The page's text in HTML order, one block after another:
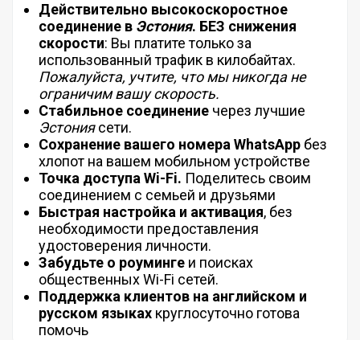
Действительно высокоскоростное
соединение в Эстония. БЕЗ снижения
скорости: Вы платите только за
использованный трафик в килобайтах.
Пожалуйста, учтите, что мы никогда не
ограничим вашу скорость.
Стабильное соединение через лучшие
Эстониясети.
Сохранение вашего номера WhatsApp без
хлопот на вашем мобильном устройстве
Точка доступа Wi-Fi. Поделитесь своим
соединением с семьей и друзьями
Быстрая настройка и активация, без
необходимости предоставления
удостоверения личности.
Забудьте о роуминге и поисках
общественных Wi-Fi сетей.
Поддержка клиентов на английском и
русском языках круглосуточно готова
помочь